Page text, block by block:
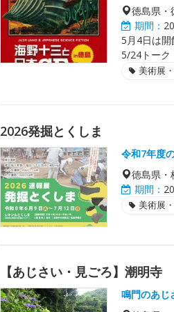
徳島県・
期間：
5月4日は
5/24トーク
美術展
2026発掘とくしま
令和7年度
徳島県・
期間：
美術展
【あじさい・見ごろ】潮明寺
鳴門のあじ